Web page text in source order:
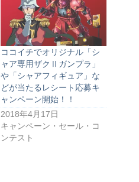
ココイチでオリジナル「シ
ャア専用ザクⅡガンプラ」
や「シャアフィギュア」な
どが当たるレシート応募キ
ャンペーン開始！！
2018年4月17日
キャンペーン・セール・コ
ンテスト